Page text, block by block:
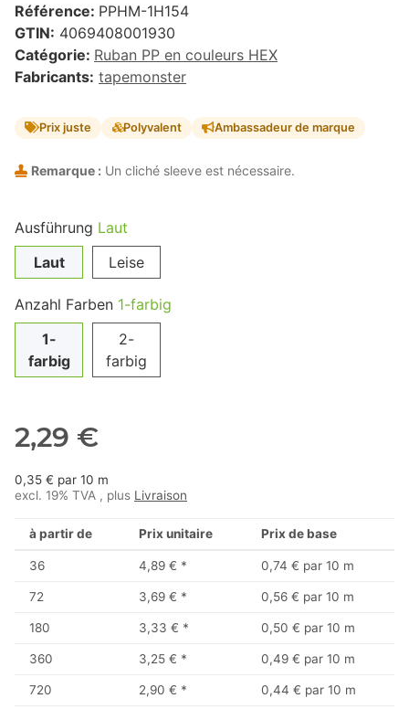
Référence: PPHM-1H154
GTIN: 4069408001930
Catégorie: Ruban PP en couleurs HEX
Fabricants: tapemonster
Prix juste Polyvalent Ambassadeur de marque
Remarque : Un cliché sleeve est nécessaire.
Ausführung Laut
Laut
Leise
Anzahl Farben 1-farbig
1-
farbig
2-
farbig
2,29 €
0,35 € par 10 m
excl. 19% TVA , plus Livraison
à partir de Prix unitaire Prix de base
36 4,89 € * 0,74 € par 10 m
72 3,69 € * 0,56 € par 10 m
180 3,33 € * 0,50 € par 10 m
360 3,25 € * 0,49 € par 10 m
720 2,90 € * 0,44 € par 10 m